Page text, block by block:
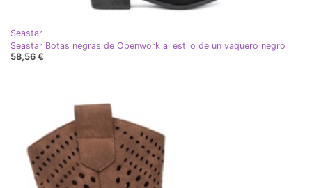
Seastar
Seastar Botas negras de Openwork al estilo de un vaquero negro
58,56 €